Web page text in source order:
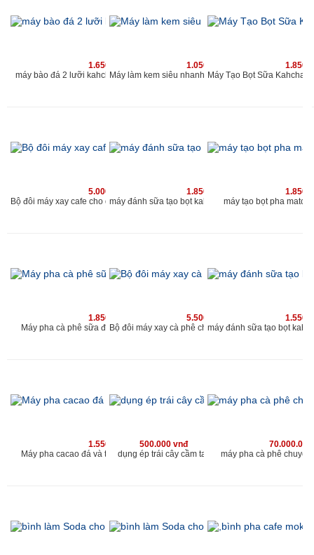
1.650.000 vnđ
máy bào đá 2 lưỡi kahchan chuyên nghiệp cho quán
1.050.000 vnđ
5.000.000 vnđ
1.850.000 vnđ
máy tạo bọt pha
1.850.000 vnđ
Máy pha cà phê sữa đá và cacao sữa đá kahchan
5.500.000 vnđ
1.550.000 vnđ
Máy pha cacao đá và trà sữa đá kahchan EP2178
500.000 vnđ
dụng ép trái cây cầm tay
máy pha cà phê